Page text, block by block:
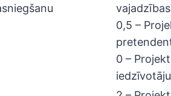
0,5 –
0 –